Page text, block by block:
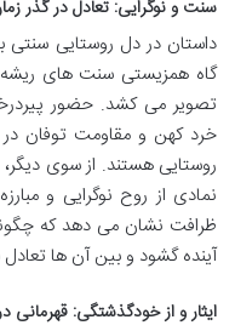
سنت و نوگرایی: تعادل در گذر
داستان در دل روستایی سنتی
گاه همزیستی سنت های
تصویر می کشد. حضور
خرد کهن و مقاومت توفان در
روستایی هستند. از سوی
نمادی از روح نوگرایی و
ظرافت نشان می دهد که
آینده گشود و بین آن ها تعادل
ایثار و از خودگذشتگی: قهرمانی